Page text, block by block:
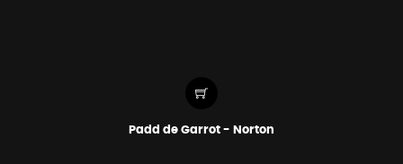
Padd de Garrot - Norton